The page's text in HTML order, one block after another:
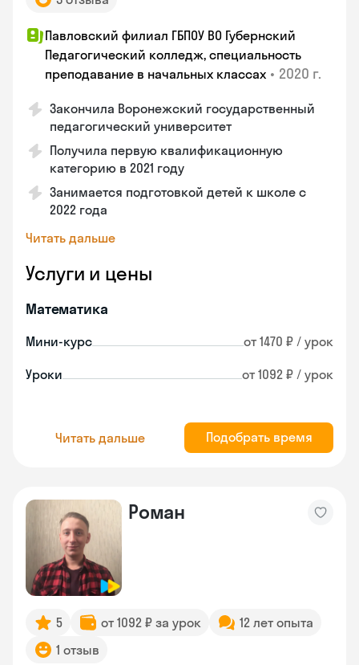
Павловский филиал ГБПОУ ВО Губернский
Педагогический колледж, специальность
преподавание в начальных классах • 2020 г.
Закончилa Воронежский государственный
педагогический университет
Получила первую квалификационную
категорию в 2021 году
Занимается подготовкой детей к школе с
2022 года
Читать дальше
Услуги и цены
Математика
Мини-курс от 1470 ₽ / урок
Уроки от 1092 ₽ / урок
Читать дальше Подобрать время
Роман
5 от 1092 ₽ за урок
12 лет опыта
1 отзыв